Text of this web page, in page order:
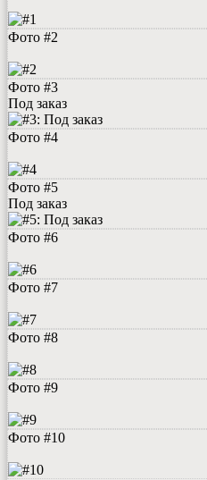
Фото #2
Фото #3
Под заказ
Фото #4
Фото #5
Под заказ
Фото #6
Фото #7
Фото #8
Фото #9
Фото #10